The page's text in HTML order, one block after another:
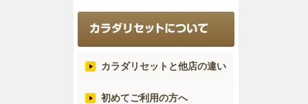
カラダリセットと他店の違い
初めてご利用の方へ